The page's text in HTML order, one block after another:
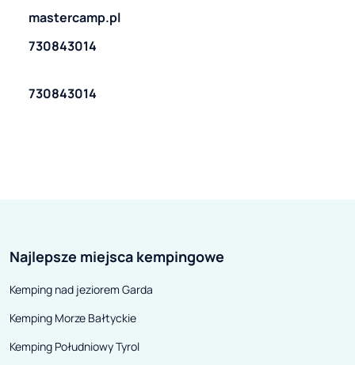
mastercamp.pl
730843014
730843014
Najlepsze miejsca kempingowe
Kemping nad jeziorem Garda
Kemping Morze Bałtyckie
Kemping Południowy Tyrol